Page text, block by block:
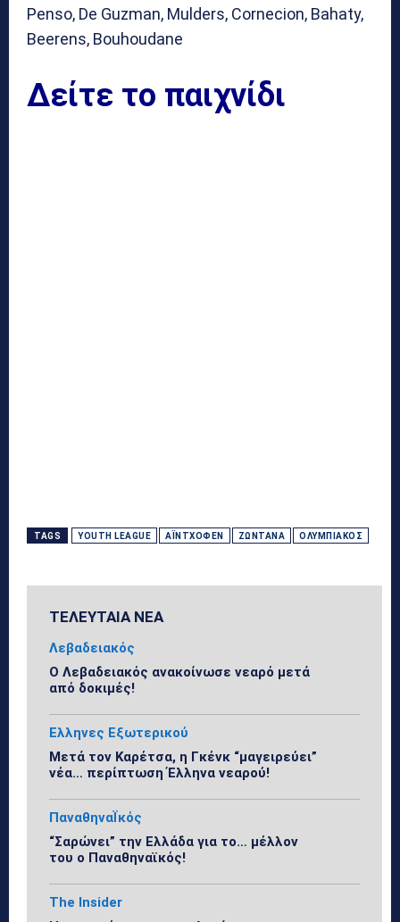
Penso, De Guzman, Mulders, Cornecion, Bahaty,
Beerens, Bouhoudane
Δείτε το παιχνίδι
TAGS YOUTH LEAGUE ΑΪΝΤΧΌΦΕΝ ΖΩΝΤΑΝΆ ΟΛΥΜΠΙΑΚΌΣ
ΤΕΛΕΥΤΑΙΑ ΝΕΑ
Λεβαδειακός
Ο Λεβαδειακός ανακοίνωσε νεαρό μετά
από δοκιμές!
Ελληνες Εξωτερικού
Μετά τον Καρέτσα, η Γκένκ “μαγειρεύει”
νέα… περίπτωση Έλληνα νεαρού!
ΠαναθηναΪκός
“Σαρώνει” την Ελλάδα για το… μέλλον
του ο Παναθηναϊκός!
The Insider